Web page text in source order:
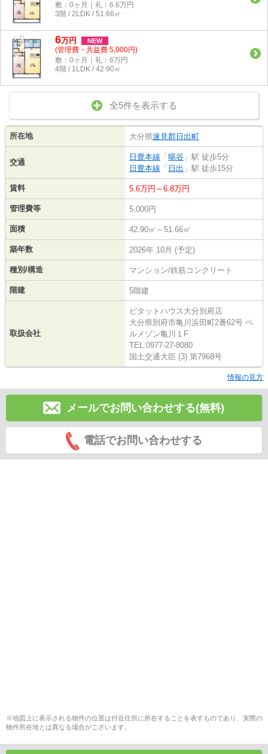
敷：0ヶ月｜礼：6.6万円
3階 / 2LDK / 51.66㎡
6万円 NEW
(管理費・共益費 5,000円)
敷：0ヶ月｜礼：6万円
4階 / 1LDK / 42.90㎡
全5件を表示する
所在地 大分県速見郡日出町
交通
日豊本線 「 暘谷 」駅 徒歩5分
日豊本線 「 日出 」駅 徒歩15分
賃料 5.6万円～6.8万円
管理費等 5,000円
面積 42.90㎡～51.66㎡
築年数 2026年 10月 (予定)
種別/構造 マンション/鉄筋コンクリート
階建 5階建
取扱会社
ピタットハウス大分別府店
大分県別府市亀川浜田町2番62号 ベ
ルメゾン亀川１F
TEL:0977-27-8080
国土交通大臣 (3) 第7968号
情報の見方
メールでお問い合わせする(無料)
電話でお問い合わせする
※地図上に表示される物件の位置は付近住所に所在することを表すものであり、実際の
物件所在地とは異なる場合がございます。